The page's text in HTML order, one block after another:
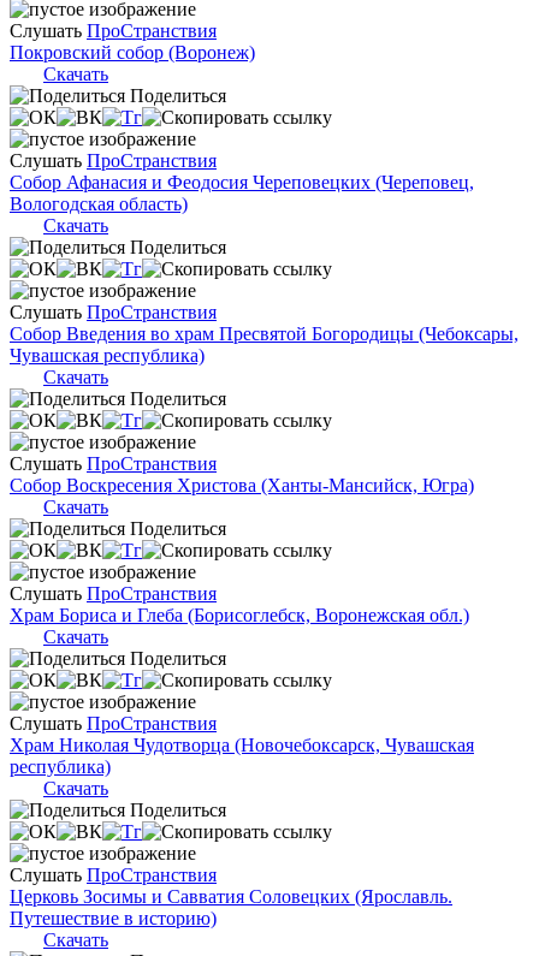
Слушать ПроСтранствия
Покровский собор (Воронеж)
Скачать
Поделиться
Слушать ПроСтранствия
Собор Афанасия и Феодосия Череповецких (Череповец,
Вологодская область)
Скачать
Поделиться
Слушать ПроСтранствия
Собор Введения во храм Пресвятой Богородицы (Чебоксары,
Чувашская республика)
Скачать
Поделиться
Слушать ПроСтранствия
Собор Воскресения Христова (Ханты-Мансийск, Югра)
Скачать
Поделиться
Слушать ПроСтранствия
Храм Бориса и Глеба (Борисоглебск, Воронежская обл.)
Скачать
Поделиться
Слушать ПроСтранствия
Храм Николая Чудотворца (Новочебоксарск, Чувашская
республика)
Скачать
Поделиться
Слушать ПроСтранствия
Церковь Зосимы и Савватия Соловецких (Ярославль.
Путешествие в историю)
Скачать